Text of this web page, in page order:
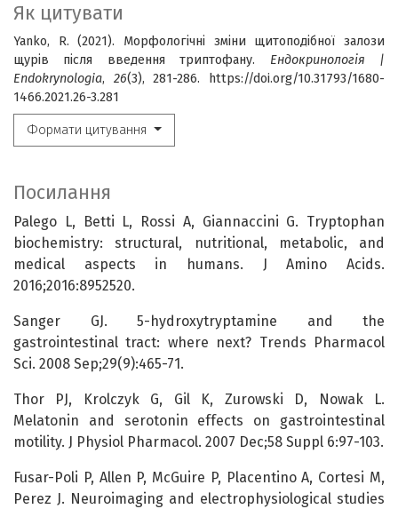
Як цитувати
Yanko, R. (2021). Морфологічні зміни щитоподібної залози
щурів після введення триптофану. Ендокринологія |
Endokrynologia, 26(3), 281-286. https://doi.org/10.31793/1680-
1466.2021.26-3.281
Формати цитування
Посилання
Palego L, Betti L, Rossi A, Giannaccini G. Tryptophan
biochemistry: structural, nutritional, metabolic, and
medical aspects in humans. J Amino Acids.
2016;2016:8952520.
Sanger GJ. 5-hydroxytryptamine and the
gastrointestinal tract: where next? Trends Pharmacol
Sci. 2008 Sep;29(9):465-71.
Thor PJ, Krolczyk G, Gil K, Zurowski D, Nowak L.
Melatonin and serotonin effects on gastrointestinal
motility. J Physiol Pharmacol. 2007 Dec;58 Suppl 6:97-103.
Fusar-Poli P, Allen P, McGuire P, Placentino A, Cortesi M,
Perez J. Neuroimaging and electrophysiological studies